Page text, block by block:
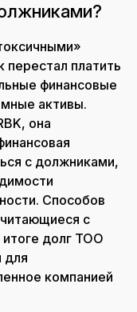
платить
финансовые
активы.
она
с должниками,
Способов
с
итоге долг ТОО
для
компанией